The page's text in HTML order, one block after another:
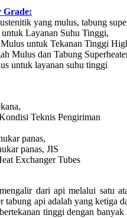
Grade:
yang mulus, tabung
Layanan Suhu Tinggi,
untuk Tekanan Tinggi
Mulus dan Tabung
untuk layanan suhu tinggi
Teknis Pengiriman
panas,
panas, JIS
Exchanger Tubes
dari api melalui satu
api adalah yang ketiga
tinggi dengan